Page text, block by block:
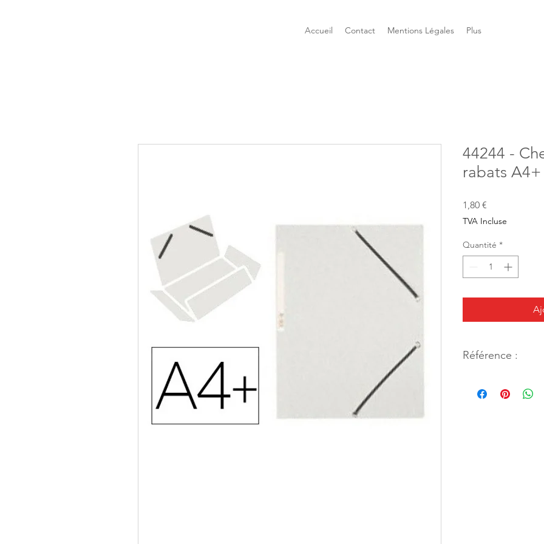
Accueil Contact Mentions Légales Plus
44244 -
rabats A4+
1,80 €
TVA Incluse
Quantité *
Référence :